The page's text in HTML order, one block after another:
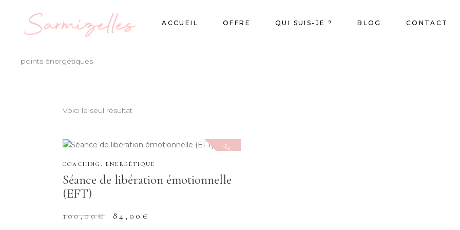
ACCUEIL OFFRE QUI SUIS-JE ? BLOG CONTACT
points énergétiques
Voici le seul résultat
SALE
COACHING ,ENERGÉTIQUE
Séance de libération émotionnelle
(EFT)
100,00€
Le
prix
84,00 €